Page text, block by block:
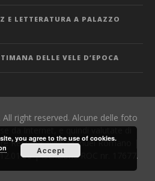
E LETTERATURA A PALAZZO
DELLE VELE D’EPOCA
right reserved. Alcune delle foto
Responsabile: Manuel Romano |
| Iscrizione ROC nr. 17677.
you agree to the use of cookies.
Accept